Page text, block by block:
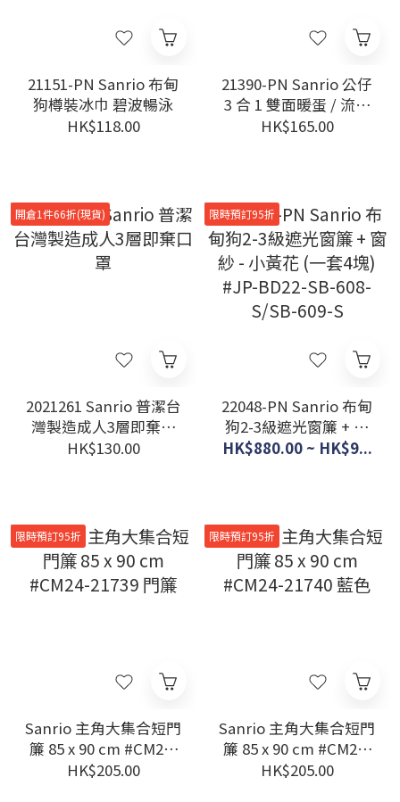
21151-PN Sanrio 布甸
狗樽裝冰巾 碧波暢泳
HK$118.00
21390-PN Sanrio 公仔
3 合 1 雙面暖蛋 / 流動
充電池 / LED 燈
HK$165.00
開倉1件66折(現貨)
2021261 Sanrio 普潔台
灣製造成人3層即棄口
罩
HK$130.00
限時預訂95折
22048-PN Sanrio 布甸
狗2-3級遮光窗簾 + 窗
紗 - 小黃花 (一套4塊)
HK$880.00 ~ HK$9...
限時預訂95折
Sanrio 主角大集合短門
簾 85 x 90 cm #CM24-
21739 門簾
HK$205.00
限時預訂95折
Sanrio 主角大集合短門
簾 85 x 90 cm #CM24-
21740 藍色
HK$205.00